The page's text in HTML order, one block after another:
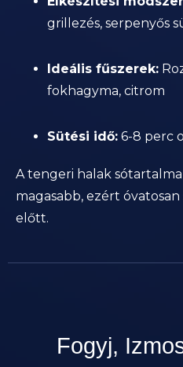
grillezés, serpenyős
Ideális fűszerek:
fokhagyma, citrom
Sütési idő: 6-8 perc
A tengeri halak
magasabb, ezért
előtt.
Fogyj,